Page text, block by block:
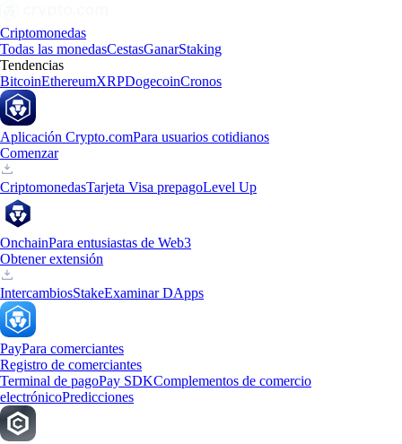
Criptomonedas
Todas las monedasCestasGanarStaking
Tendencias
BitcoinEthereumXRPDogecoinCronos
Aplicación Crypto.comPara usuarios cotidianos
Comenzar
CriptomonedasTarjeta Visa prepagoLevel Up
OnchainPara entusiastas de Web3
Obtener extensión
IntercambiosStakeExaminar DApps
PayPara comerciantes
Registro de comerciantes
Terminal de pagoPay SDKComplementos de comercio
electrónicoPredicciones